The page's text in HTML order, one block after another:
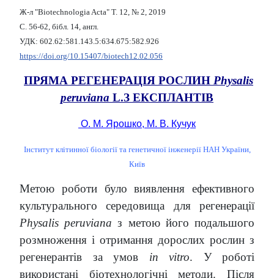
Ж-л "Biotechnologia Acta" Т. 12, № 2, 2019
С. 56-62, бібл. 14, англ.
УДК: 602.62:581.143.5:634.675:582.926
https://doi.org/10.15407/biotech12.02.056
ПРЯМА РЕГЕНЕРАЦІЯ РОСЛИН Physalis
peruviana L.З ЕКСПЛАНТІВ
О. М. Ярошко, М. В. Кучук
Інститут клітинної біології та генетичної інженерії НАН України,
Київ
Метою роботи було виявлення ефективного
культурального середовища для регенерації
Physalis peruviana з метою його подальшого
розмноження і отримання дорослих рослин з
регенерантів за умов in vitro. У роботі
використані біотехнологічні методи. Після